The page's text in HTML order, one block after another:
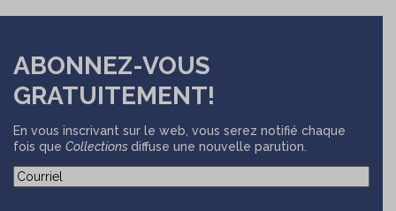
ABONNEZ-VOUS
GRATUITEMENT!
En vous inscrivant sur le web, vous serez notifié chaque
fois que Collectionsdiffuse une nouvelle parution.
Courriel(Nécessaire)